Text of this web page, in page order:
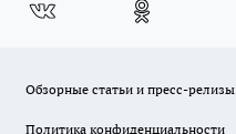
Обзорные статьи и пресс-релизы
Политика конфиденциальности